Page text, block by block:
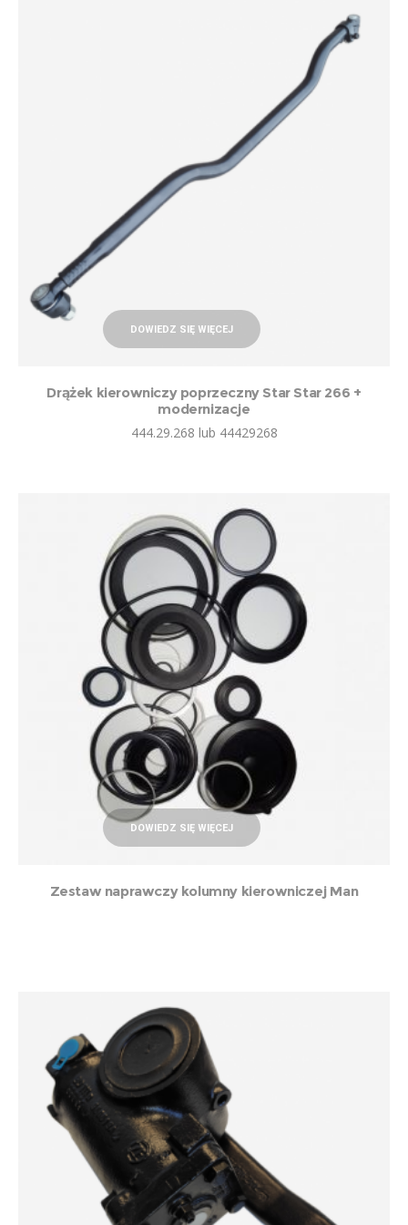
DOWIEDZ SIĘ WIĘCEJ
Drążek kierowniczy poprzeczny Star Star 266 +
modernizacje
444.29.268 lub 44429268
DOWIEDZ SIĘ WIĘCEJ
Zestaw naprawczy kolumny kierowniczej Man